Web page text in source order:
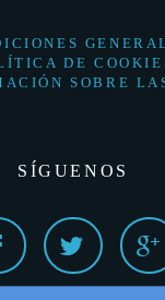
DE
SOBRE
SÍGUENOS